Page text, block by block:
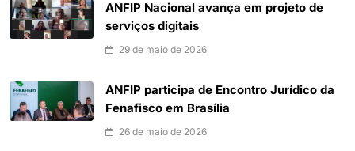
ANFIP Nacional avança em projeto de
serviços digitais
29 de maio de 2026
ANFIP participa de Encontro Jurídico da
Fenafisco em Brasília
26 de maio de 2026